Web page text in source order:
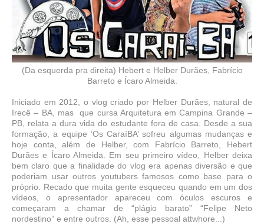
(Da esquerda pra direita) Hebert e Helber Durães, Fabrício
Barreto e Ícaro Almeida.
Iniciado em 2012, o vlog criado por Helber Durães, natural de
Irecê – BA, mas
que cursa Arquitetura em Campina Grande –
PB, relata a dura vida do estudante fora de casa. Desde a sua
formação, a equipe ‘Os CaraíBA’ sofreu algumas mudanças e
hoje conta, além de Helber, com Fabrício Barreto, Hebert
Durães e Ícaro Almeida. Em seu primeiro vídeo, Helber deixa
bem claro que a finalidade do vlog era apenas diversão e que
poderiam usar outros youtubers famosos como base para o
próprio. Recado que muita gente esqueceu quando em um dos
vídeos, o apresentador apareceu com óculos escuros e
começaram a chamar de “plágio barato” “Felipe Neto
nordestino” e entre outros. (Ah, esse pessoal attwhore...)